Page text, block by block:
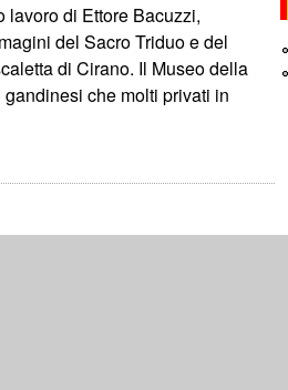
di Ettore Bacuzzi,
del Sacro Triduo e del
di Cirano. Il Museo della
che molti privati in